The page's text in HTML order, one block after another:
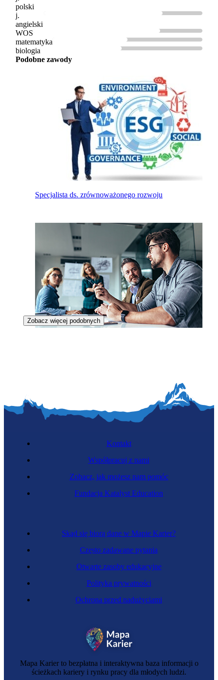
polski
j.
angielski
WOS
matematyka
biologia
Podobne zawody
Specjalista ds. zrównoważonego rozwoju
Instruktor reintegracji zawodowej
Zobacz więcej podobnych
Mapa Karier to bezpłatna i interaktywna baza informacji o
ścieżkach kariery i rynku pracy dla młodych ludzi.
Skąd się biorą dane w Mapie Karier?
Często zadawane pytania
Otwarte zasoby edukacyjne
Polityka prywatności
Ochrona przed nadużyciami
Kontakt
Współpracuj z nami
Zobacz, jak możesz nam pomóc
Fundacja Katalyst Education